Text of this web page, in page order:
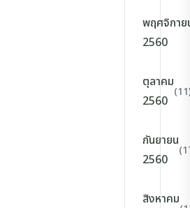
พฤศจิกาย
2560
ตุลาคม
2560
กันยายน
2560
สิงหาคม